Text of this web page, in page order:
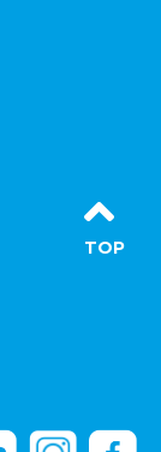
TOP